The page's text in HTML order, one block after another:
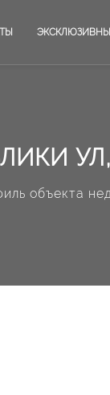
УЛ,
объекта